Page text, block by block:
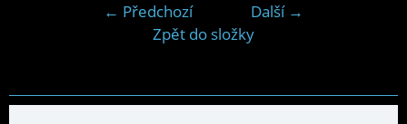
← Předchozí
Další →
Zpět do složky